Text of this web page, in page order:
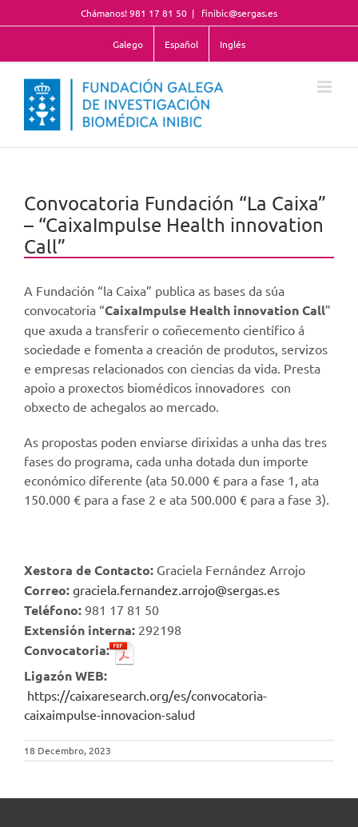
to
Chámanos! 981 17 81 50 | finibic@sergas.es
Galego Español Inglés
Convocatoria Fundación “La Caixa”
– “CaixaImpulse Health innovation
Call”
A Fundación “la Caixa” publica as bases da súa
convocatoria “CaixaImpulse Health innovation Call”
que axuda a transferir o coñecemento científico á
sociedade e fomenta a creación de produtos, servizos
e empresas relacionados con ciencias da vida. Presta
apoio a proxectos biomédicos innovadores con
obxecto de achegalos ao mercado.
As propostas poden enviarse dirixidas a unha das tres
fases do programa, cada unha dotada dun importe
económico diferente (ata 50.000 € para a fase 1, ata
150.000 € para a fase 2 e ata 500.000 € para a fase 3).
Xestora de Contacto: Graciela Fernández Arrojo
Correo: graciela.fernandez.arrojo@sergas.es
Teléfono: 981 17 81 50
Extensión interna: 292198
Convocatoria:
Ligazón WEB:
https://caixaresearch.org/es/convocatoria-
caixaimpulse-innovacion-salud
18 Decembro, 2023